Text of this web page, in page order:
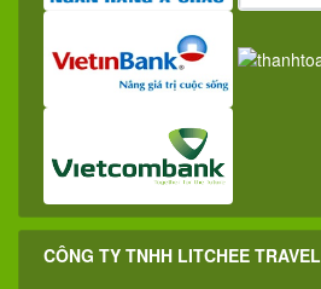
CÔNG TY TNHH LITCHEE TRAVEL